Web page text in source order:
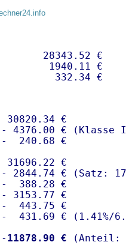
28343.52 €
1940.11 €
€
€ (Klasse I)
240.68 €
€
- 2844.74 € (Satz:
388.28 €
3153.77 €
443.75 €
431.69 € ( 1.41%/
11878.90 €